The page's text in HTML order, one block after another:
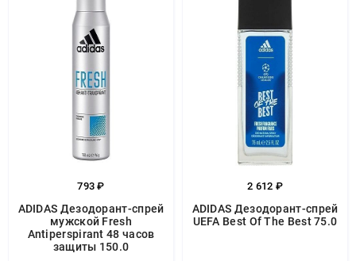
793 ₽
ADIDAS Дезодорант-спрей
мужской Fresh
Antiperspirant 48 часов
защиты 150.0
2 612 ₽
ADIDAS Дезодорант-спрей
UEFA Best Of The Best 75.0